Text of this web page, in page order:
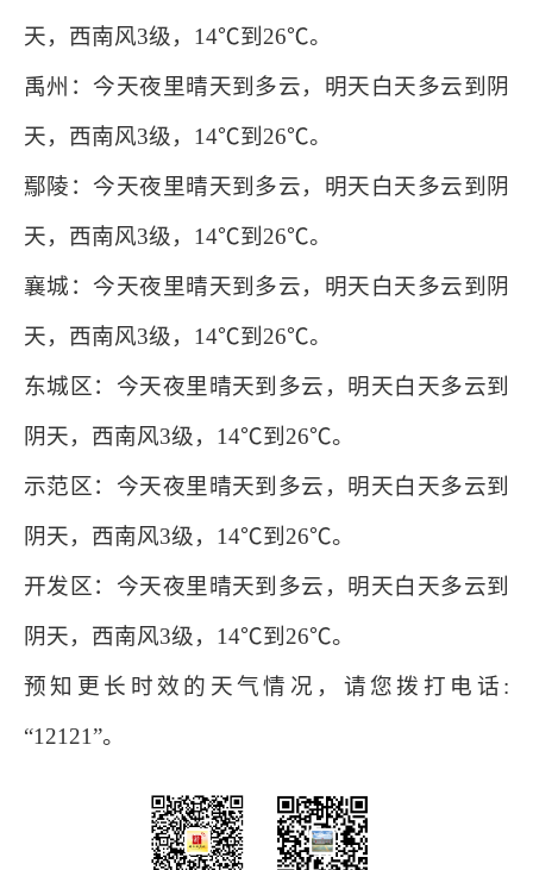
天，西南风3级，14℃到26℃。
禹州：今天夜里晴天到多云，明天白天多云到阴
天，西南风3级，14℃到26℃。
鄢陵：今天夜里晴天到多云，明天白天多云到阴
天，西南风3级，14℃到26℃。
襄城：今天夜里晴天到多云，明天白天多云到阴
天，西南风3级，14℃到26℃。
东城区：今天夜里晴天到多云，明天白天多云到
阴天，西南风3级，14℃到26℃。
示范区：今天夜里晴天到多云，明天白天多云到
阴天，西南风3级，14℃到26℃。
开发区：今天夜里晴天到多云，明天白天多云到
阴天，西南风3级，14℃到26℃。
预知更长时效的天气情况，请您拨打电话:
“12121”。